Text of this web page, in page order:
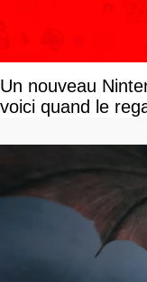
Un nouveau
voici quand le